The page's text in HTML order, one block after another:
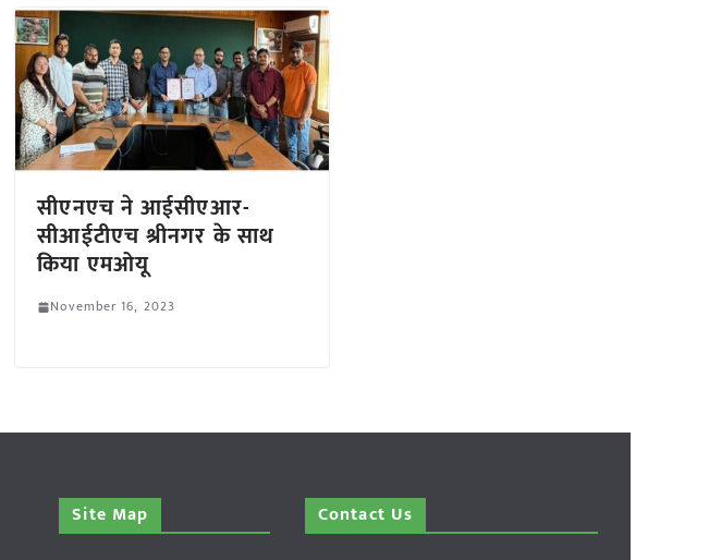
सीएनएच ने आईसीएआर-
सीआईटीएच श्रीनगर के साथ
किया एमओयू
November 16, 2023
Site Map Contact Us